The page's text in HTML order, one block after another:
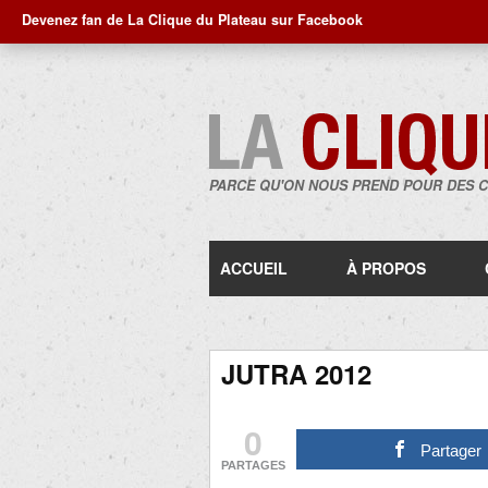
Devenez fan de La Clique du Plateau sur Facebook
PARCE QU'ON NOUS PREND POUR DES
ACCUEIL À PROPOS
JUTRA 2012
0
PARTAGES
Partager